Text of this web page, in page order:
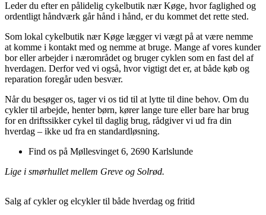
Leder du efter en pålidelig cykelbutik nær Køge, hvor faglighed og
ordentligt håndværk går hånd i hånd, er du kommet det rette sted.
Som lokal cykelbutik nær Køge lægger vi vægt på at være nemme
at komme i kontakt med og nemme at bruge. Mange af vores kunder
bor eller arbejder i nærområdet og bruger cyklen som en fast del af
hverdagen. Derfor ved vi også, hvor vigtigt det er, at både køb og
reparation foregår uden besvær.
Når du besøger os, tager vi os tid til at lytte til dine behov. Om du
cykler til arbejde, henter børn, kører lange ture eller bare har brug
for en driftssikker cykel til daglig brug, rådgiver vi ud fra din
hverdag – ikke ud fra en standardløsning.
Find os på Møllesvinget 6, 2690 Karlslunde
Lige i smørhullet mellem Greve og Solrød.
Salg af cykler og elcykler til både hverdag og fritid